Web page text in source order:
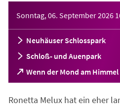
Sonntag, 06. September 2026
Neuhäuser Schlosspark
Schloß- und Auenpark
Wenn der Mond am
(Öffnet
in
neuen
Ronetta Melux hat ein eher